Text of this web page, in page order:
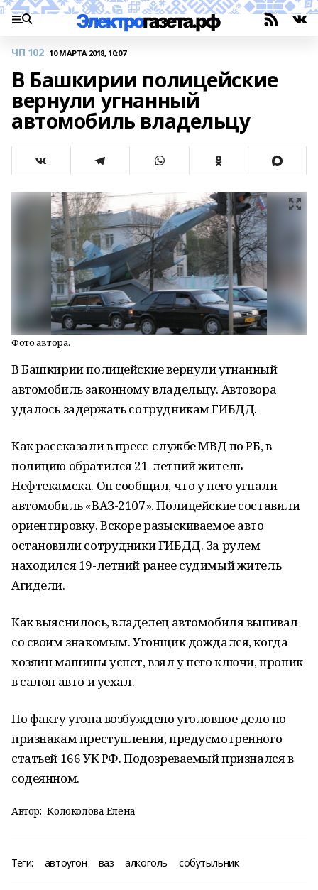
ЧП 102 10 МАРТА 2018, 10:07
В Башкирии полицейские
вернули угнанный
автомобиль владельцу
Фото автора.
В Башкирии полицейские вернули угнанный
автомобиль законному владельцу. Автовора
удалось задержать сотрудникам ГИБДД.
Как рассказали в пресс-службе МВД по РБ, в
полицию обратился 21-летний житель
Нефтекамска. Он сообщил, что у него угнали
автомобиль «ВАЗ-2107». Полицейские составили
ориентировку. Вскоре разыскиваемое авто
остановили сотрудники ГИБДД. За рулем
находился 19-летний ранее судимый житель
Агидели.
Как выяснилось, владелец автомобиля выпивал
со своим знакомым. Угонщик дождался, когда
хозяин машины уснет, взял у него ключи, проник
в салон авто и уехал.
По факту угона возбуждено уголовное дело по
признакам преступления, предусмотренного
статьей 166 УК РФ. Подозреваемый признался в
содеянном.
Автор: Колоколова Елена
Теги: автоугон ваз алкоголь собутыльник